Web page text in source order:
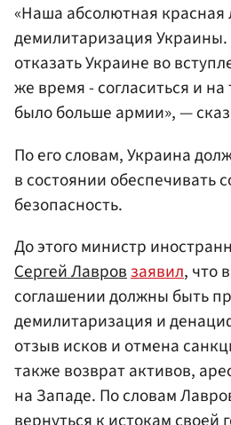
«Наша абсолютная красная
демилитаризация
отказать Украине во
же время - согласиться и
было больше армии», —
По его словам, Украина
в состоянии обеспечивать
безопасность.
До этого министр
Сергей Лавровзаявил, что
соглашении должны быть
демилитаризация и
отзыв исков и отмена
также возврат активов,
на Западе. По словам